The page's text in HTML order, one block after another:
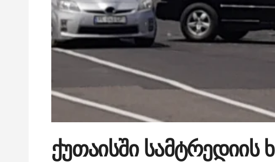
ქუთაისში სამტრედიის